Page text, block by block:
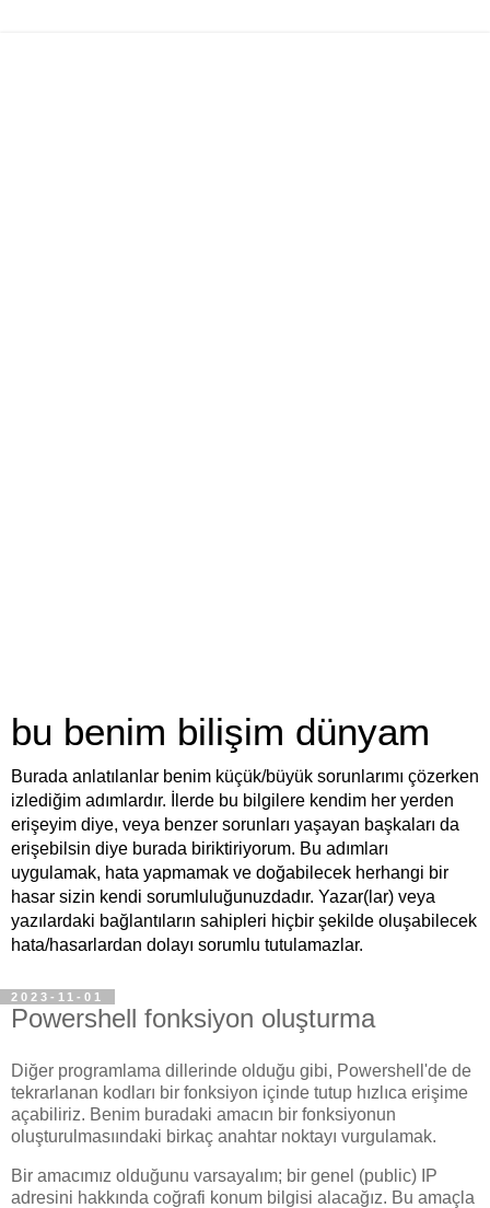
bu benim bilişim dünyam
Burada anlatılanlar benim küçük/büyük sorunlarımı çözerken
izlediğim adımlardır. İlerde bu bilgilere kendim her yerden
erişeyim diye, veya benzer sorunları yaşayan başkaları da
erişebilsin diye burada biriktiriyorum. Bu adımları
uygulamak, hata yapmamak ve doğabilecek herhangi bir
hasar sizin kendi sorumluluğunuzdadır. Yazar(lar) veya
yazılardaki bağlantıların sahipleri hiçbir şekilde oluşabilecek
hata/hasarlardan dolayı sorumlu tutulamazlar.
2023-11-01
Powershell fonksiyon oluşturma
Diğer programlama dillerinde olduğu gibi, Powershell'de de
tekrarlanan kodları bir fonksiyon içinde tutup hızlıca erişime
açabiliriz. Benim buradaki amacın bir fonksiyonun
oluşturulmasıındaki birkaç anahtar noktayı vurgulamak.
Bir amacımız olduğunu varsayalım; bir genel (public) IP
adresini hakkında coğrafi konum bilgisi alacağız. Bu amaçla